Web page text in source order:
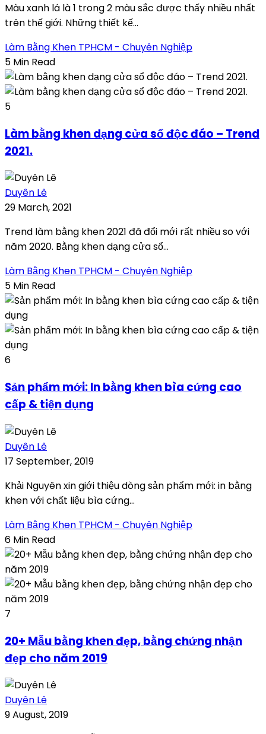
Màu xanh lá là 1 trong 2 màu sắc được thấy nhiều nhất
trên thế giới. Những thiết kế...
Làm Bằng Khen TPHCM - Chuyên Nghiệp
5 Min Read
5
Làm bằng khen dạng cửa sổ độc đáo – Trend
2021.
Duyên Lê
29 March, 2021
Trend làm bằng khen 2021 đã đổi mới rất nhiều so với
năm 2020. Bằng khen dạng cửa sổ...
Làm Bằng Khen TPHCM - Chuyên Nghiệp
5 Min Read
6
Sản phẩm mới: In bằng khen bìa cứng cao
cấp & tiện dụng
Duyên Lê
17 September, 2019
Khải Nguyên xin giới thiệu dòng sản phẩm mới: in bằng
khen với chất liệu bìa cứng...
Làm Bằng Khen TPHCM - Chuyên Nghiệp
6 Min Read
7
20+ Mẫu bằng khen đẹp, bằng chứng nhận
đẹp cho năm 2019
Duyên Lê
9 August, 2019